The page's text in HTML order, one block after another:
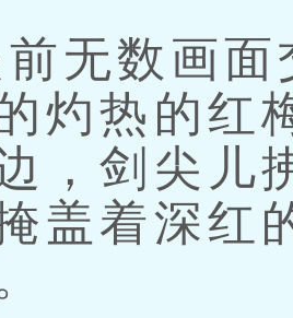
无数画面
灼热的红
，剑尖儿
盖着深红